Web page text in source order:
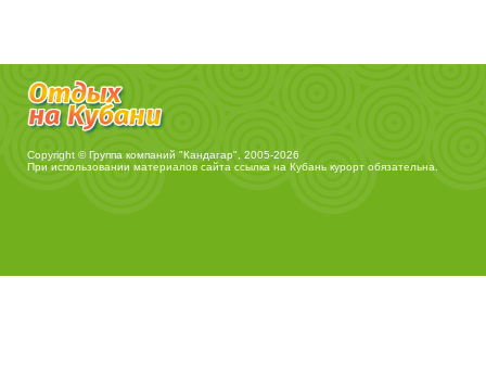
Copyright © Группа компаний "Кандагар", 2005-2026
При использовании материалов сайта ссылка на Кубань курорт обязательна.